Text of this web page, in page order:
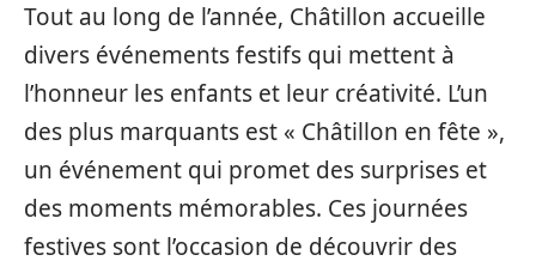
Tout au long de l’année, Châtillon accueille
divers événements festifs qui mettent à
l’honneur les enfants et leur créativité. L’un
des plus marquants est « Châtillon en fête »,
un événement qui promet des surprises et
des moments mémorables. Ces journées
festives sont l’occasion de découvrir des